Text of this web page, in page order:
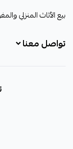
ديكورا
بيع الأثاث المنزلي
تواصل معنا